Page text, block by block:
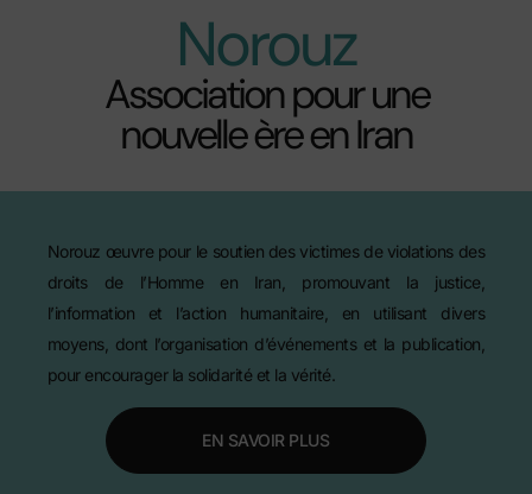
Norouz
Association pour une
nouvelle ère en Iran
Norouz œuvre pour le soutien des victimes de violations des
droits de l’Homme en Iran, promouvant la justice,
l’information et l’action humanitaire, en utilisant divers
moyens, dont l’organisation d’événements et la publication,
pour encourager la solidarité et la vérité.
EN SAVOIR PLUS